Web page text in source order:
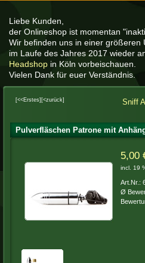
Liebe Kunden,
der Onlineshop ist momentan
Wir befinden uns in einer größeren
im Laufe des Jahres 2017 wieder
Headshop in Köln vorbeischauen.
Vielen Dank für euer Verständnis.
[<<Erstes] [<zurück] Sniff
Pulverfläschen Patrone mit
5,00
incl. 19
Art.Nr.:
Ø